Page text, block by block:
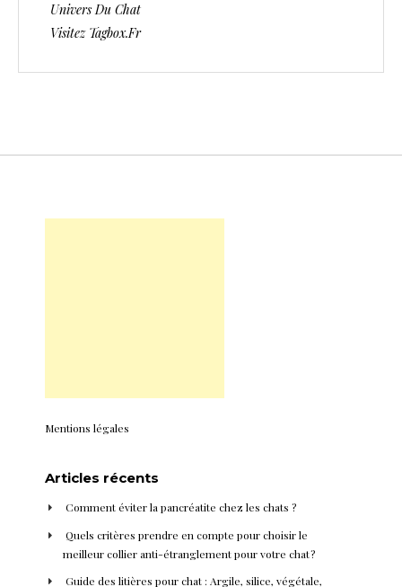
Univers Du Chat
Visitez Tagbox.fr
Mentions légales
Articles récents
Comment éviter la pancréatite chez les chats ?
Quels critères prendre en compte pour choisir le
meilleur collier anti-étranglement pour votre chat ?
Guide des litières pour chat : Argile, silice, végétale,